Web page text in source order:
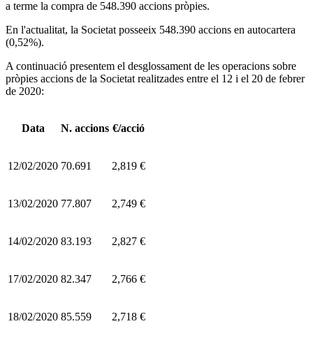
a terme la compra de 548.390 accions pròpies.
En l'actualitat, la Societat posseeix 548.390 accions en autocartera
(0,52%).
A continuació presentem el desglossament de les operacions sobre
pròpies accions de la Societat realitzades entre el 12 i el 20 de febrer
de 2020:
Data N. accions €/acció
12/02/2020 70.691 2,819 €
13/02/2020 77.807 2,749 €
14/02/2020 83.193 2,827 €
17/02/2020 82.347 2,766 €
18/02/2020 85.559 2,718 €